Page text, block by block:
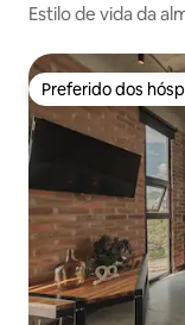
Estilo de vida da
Preferido dos
Preferido dos